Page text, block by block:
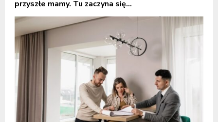
przyszłe mamy. Tu zaczyna się...